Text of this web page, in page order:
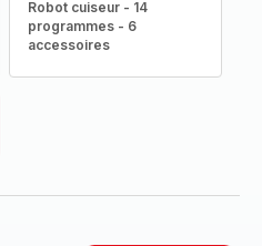
Robot cuiseur - 14
programmes - 6
accessoires